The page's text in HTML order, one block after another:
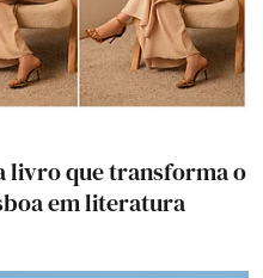
livro que transforma o
em literatura